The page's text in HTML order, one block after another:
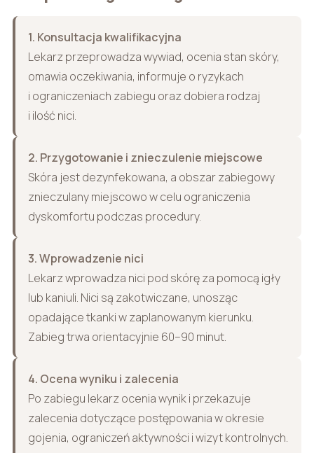
1. Konsultacja kwalifikacyjna
Lekarz przeprowadza wywiad, ocenia stan skóry,
omawia oczekiwania, informuje o ryzykach
i ograniczeniach zabiegu oraz dobiera rodzaj
i ilość nici.
2. Przygotowanie i znieczulenie miejscowe
Skóra jest dezynfekowana, a obszar zabiegowy
znieczulany miejscowo w celu ograniczenia
dyskomfortu podczas procedury.
3. Wprowadzenie nici
Lekarz wprowadza nici pod skórę za pomocą igły
lub kaniuli. Nici są zakotwiczane, unosząc
opadające tkanki w zaplanowanym kierunku.
Zabieg trwa orientacyjnie 60–90 minut.
4. Ocena wyniku i zalecenia
Po zabiegu lekarz ocenia wynik i przekazuje
zalecenia dotyczące postępowania w okresie
gojenia, ograniczeń aktywności i wizyt kontrolnych.